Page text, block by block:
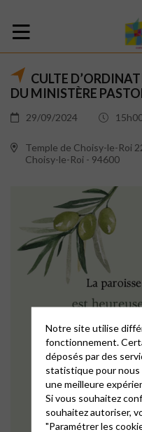
CULTE
DU MINISTÈRE
29/09/2024
Temple de Choisy-le-Roi
Choisy-le-Roi - 94600
Notre site utilise
fonctionnement.
déposés par des
statistique pour
une meilleure
Si vous souhaitez
souhaitez autoriser,
"Paramétrer les